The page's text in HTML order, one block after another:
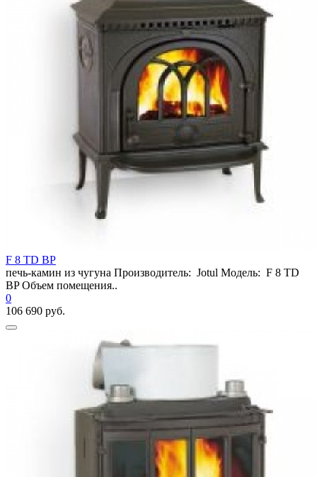
F 8 TD BP
печь-камин из чугуна Производитель: Jotul Модель: F 8 TD
BP Объем помещения..
0
106 690 руб.